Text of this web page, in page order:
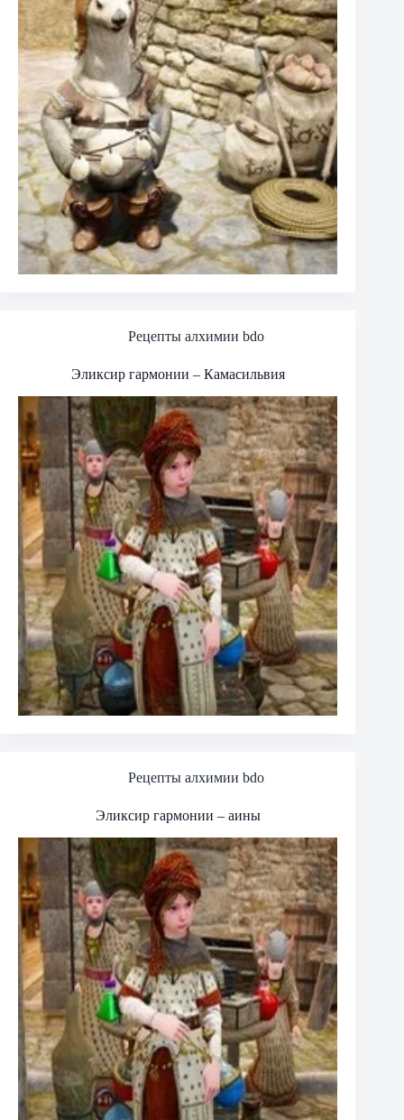
Рецепты алхимии bdo
Эликсир гармонии – Камасильвия
Рецепты алхимии bdo
Эликсир гармонии – аины